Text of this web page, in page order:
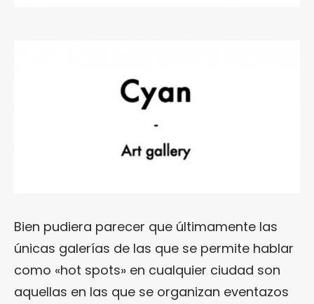
Bien pudiera parecer que últimamente las
únicas galerías de las que se permite hablar
como «hot spots» en cualquier ciudad son
aquellas en las que se organizan eventazos